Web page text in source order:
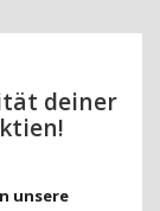
deiner
unsere